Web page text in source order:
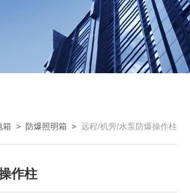
箱 > 防爆照明箱 > 远程/机旁/水泵防爆操作柱
作柱